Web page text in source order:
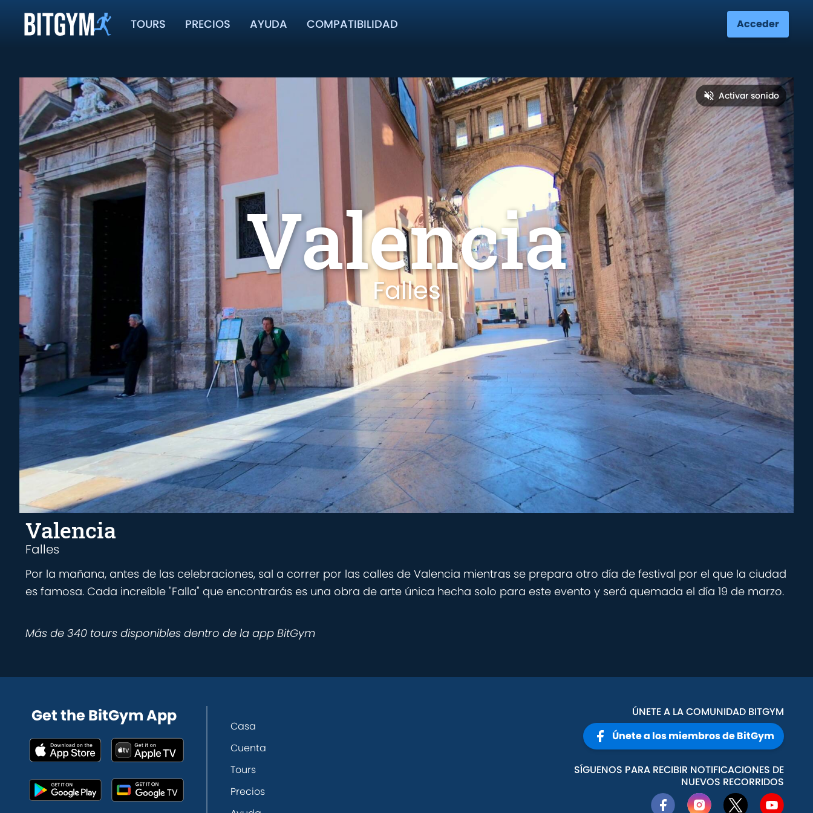
TOURS PRECIOS AYUDA COMPATIBILIDAD Acceder
Activar sonido
Valencia
Falles
Valencia
Falles
Por la mañana, antes de las celebraciones, sal a correr por las calles de Valencia mientras se prepara otro día de festival por el que la ciudad
es famosa. Cada increíble "Falla" que encontrarás es una obra de arte única hecha solo para este evento y será quemada el día 19 de marzo.
Más de 340 tours disponibles dentro de la app BitGym
Get the BitGym App
Casa
Cuenta
Tours
Precios
ÚNETE A LA COMUNIDAD BITGYM
Únete a los miembros de BitGym
SÍGUENOS PARA RECIBIR NOTIFICACIONES DE
NUEVOS RECORRIDOS